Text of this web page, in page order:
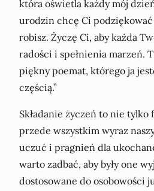
która oświetla każdy mój
urodzin chcę Ci podziękować
robisz. Życzę Ci, aby każda
radości i spełnienia marzeń.
piękny poemat, którego ja
częścią.”
Składanie życzeń to nie tylko
przede wszystkim wyraz
uczuć i pragnień dla
warto zadbać, aby były one
dostosowane do osobowości